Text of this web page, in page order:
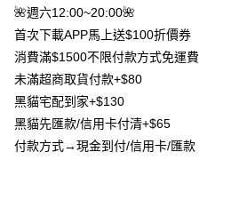
【大哥付你分期使用說明】
2.付款方式選擇「大哥付你分期」，訂單成立
流程，驗證手機門號後，選擇欲分期的期數、
成交易。
3.實際核准額度、可分期數及費用金額請依後
4.訂單成立30分鐘內，如未前往確認交易或遇
消。如遇「轉專審核」未通過狀況，表示未達
【繳款方式說明】
AFTEE先享後付
相關說明
【關於「AFTEE先享後付」】
AFTEE先享後付是「在收到商品之後才付款」
便利好安心！
１．簡單：不需註冊會員、不需綁卡、不需儲
２．便利：只要手機號碼，簡訊認證，即可結
３．安心：先確認商品／服務後，再付款。
ATM付款
貨到付款
運送方式
🌺週六12:00~20:00🌺
首次下載APP馬上送$100折價券
消費滿$1500不限付款方式免運費
未滿超商取貨付款+$80
黑貓宅配到家+$130
黑貓先匯款/信用卡付清+$65
付款方式→現金到付/信用卡/匯款